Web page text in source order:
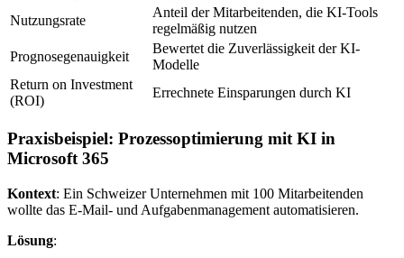
Nutzungsrate
Anteil der Mitarbeitenden, die KI-Tools
regelmäßig nutzen
Prognosegenauigkeit
Bewertet die Zuverlässigkeit der KI-
Modelle
Return on Investment
(ROI)
Errechnete Einsparungen durch KI
Praxisbeispiel: Prozessoptimierung mit KI in
Microsoft 365
Kontext: Ein Schweizer Unternehmen mit 100 Mitarbeitenden
wollte das E-Mail- und Aufgabenmanagement automatisieren.
Lösung: